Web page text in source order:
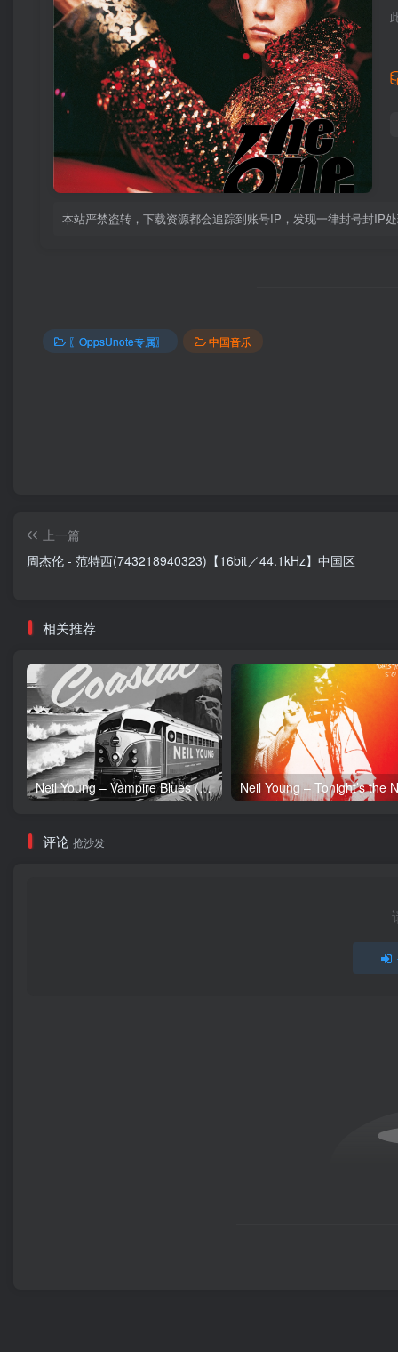
本站严禁盗转，下载资源都会追踪到账号IP，发现一律封号封IP
〖OppsUnote专属〗 中国音乐
上一篇
周杰伦 - 范特西(743218940323)【16bit／44.1kHz】中国区
相关推荐
Neil Young – Vampire Blues (Live) – Single(054391239303)【24bit／96.0kHz】土耳其区
评论 抢沙发